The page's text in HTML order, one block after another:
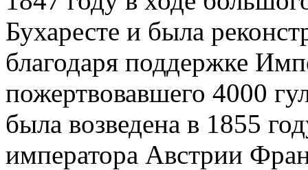
Бухаресте и была
благодаря поддержке
пожертвовавшего 4000
была возведена в 1855
императора Австрии